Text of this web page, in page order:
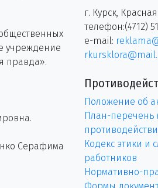
учреждение
правда».
Серафима
г. Курск,
телефон:(4712)
e-mail:
Положение об
План-перечень
Кодекс этики и
работников
Нормативно-